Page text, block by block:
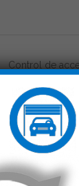
Control de